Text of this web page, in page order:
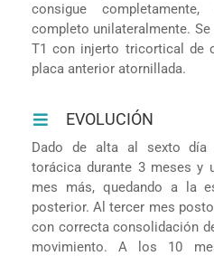
consigue
completo unilateralmente.
T1 con injerto tricortical de
placa anterior atornillada.
EVOLUCIÓN
Dado de alta al sexto día
torácica durante 3 meses y
mes más, quedando a la
posterior. Al tercer mes
con correcta consolidación
movimiento. A los 10